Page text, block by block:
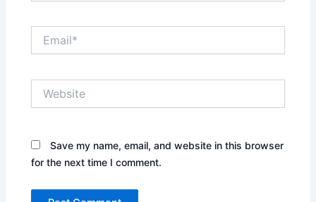
Save my name, email, and website in this browser
for the next time I comment.